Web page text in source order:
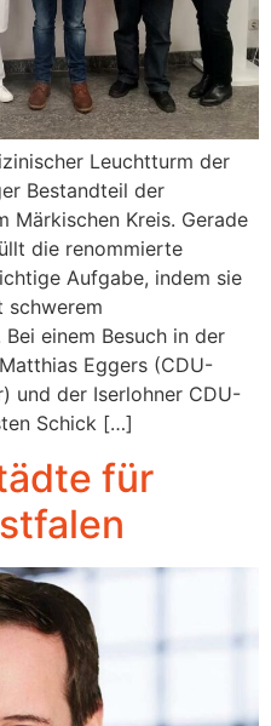
Leuchtturm der
Bestandteil der
Märkischen Kreis. Gerade
die renommierte
Aufgabe, indem sie
schwerem
einem Besuch in der
Eggers (CDU-
und der Iserlohner CDU-
Schick […]
für